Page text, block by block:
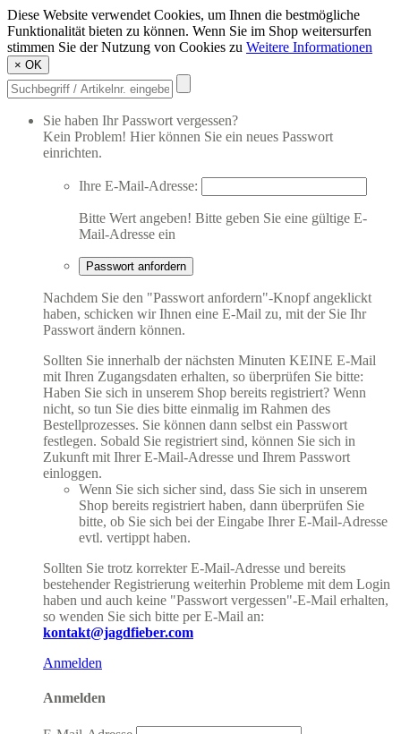
Diese Website verwendet Cookies, um Ihnen die bestmögliche
Funktionalität bieten zu können. Wenn Sie im Shop weitersurfen
stimmen Sie der Nutzung von Cookies zu Weitere Informationen
× OK
Sie haben Ihr Passwort vergessen?
Kein Problem! Hier können Sie ein neues Passwort
einrichten.
Ihre E-Mail-Adresse:
Bitte Wert angeben! Bitte geben Sie eine gültige E-
Mail-Adresse ein
Passwort anfordern
Nachdem Sie den "Passwort anfordern"-Knopf angeklickt
haben, schicken wir Ihnen eine E-Mail zu, mit der Sie Ihr
Passwort ändern können.
Sollten Sie innerhalb der nächsten Minuten KEINE E-Mail
mit Ihren Zugangsdaten erhalten, so überprüfen Sie bitte:
Haben Sie sich in unserem Shop bereits registriert? Wenn
nicht, so tun Sie dies bitte einmalig im Rahmen des
Bestellprozesses. Sie können dann selbst ein Passwort
festlegen. Sobald Sie registriert sind, können Sie sich in
Zukunft mit Ihrer E-Mail-Adresse und Ihrem Passwort
einloggen.
Wenn Sie sich sicher sind, dass Sie sich in unserem
Shop bereits registriert haben, dann überprüfen Sie
bitte, ob Sie sich bei der Eingabe Ihrer E-Mail-Adresse
evtl. vertippt haben.
Sollten Sie trotz korrekter E-Mail-Adresse und bereits
bestehender Registrierung weiterhin Probleme mit dem Login
haben und auch keine "Passwort vergessen"-E-Mail erhalten,
so wenden Sie sich bitte per E-Mail an:
kontakt@jagdfieber.com
Anmelden
Anmelden